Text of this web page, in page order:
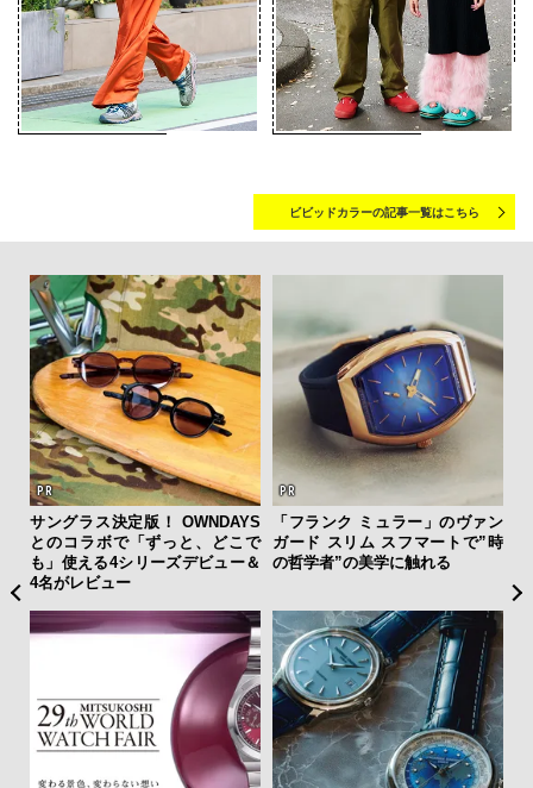
ビビッドカラーの記事一覧はこちら
サングラス決定版！ OWNDAYS
とのコラボで「ずっと、どこで
も」使える4シリーズデビュー＆
4名がレビュー
「フランク ミュラー」のヴァン
ガード スリム スフマートで”時
の哲学者”の美学に触れる
y